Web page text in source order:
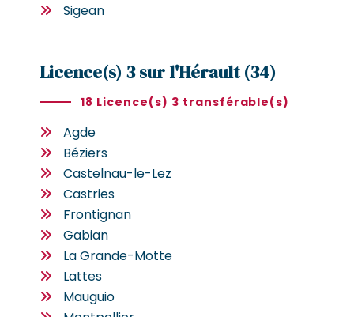
Sigean
Licence(s) 3 sur l'Hérault (34)
18 Licence(s) 3 transférable(s)
Agde
Béziers
Castelnau-le-Lez
Castries
Frontignan
Gabian
La Grande-Motte
Lattes
Mauguio